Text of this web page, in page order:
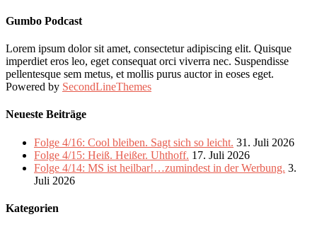
Gumbo Podcast
Lorem ipsum dolor sit amet, consectetur adipiscing elit. Quisque
imperdiet eros leo, eget consequat orci viverra nec. Suspendisse
pellentesque sem metus, et mollis purus auctor in eoses eget.
Powered by SecondLineThemes
Neueste Beiträge
Folge 4/16: Cool bleiben. Sagt sich so leicht. 31. Juli 2026
Folge 4/15: Heiß. Heißer. Uhthoff. 17. Juli 2026
Folge 4/14: MS ist heilbar!…zumindest in der Werbung. 3.
Juli 2026
Kategorien